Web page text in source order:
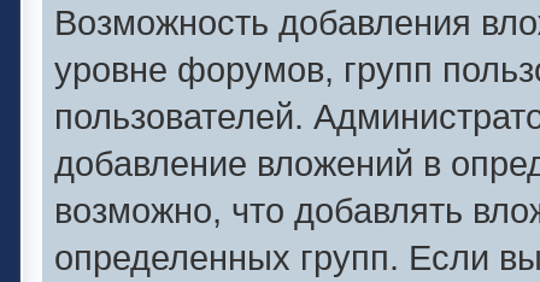
Возможность добавления
уровне форумов, групп
пользователей.
добавление вложений в
возможно, что добавлять
определенных групп. Если